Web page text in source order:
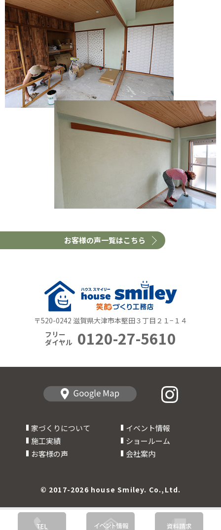
お客様の声一覧はこちら
〒520-0242 滋賀県大津市本堅田３丁目２１−１４
フリー
ダイヤル 0120-27-5610
家づくりについて
イベント情報
施工実績
ショールーム
お客様の声
会社案内
© 2017-2026 house Smiley. Co.,Ltd.